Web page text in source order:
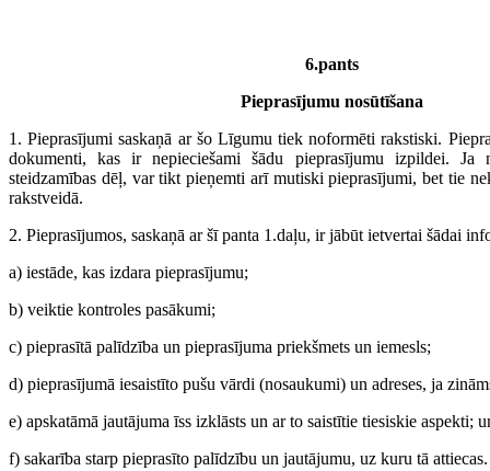
6.pants
Pieprasījumu nosūtīšana
1. Pieprasījumi saskaņā ar šo Līgumu tiek noformēti rakstiski.
dokumenti, kas ir nepieciešami šādu pieprasījumu izpildei. Ja
steidzamības dēļ, var tikt pieņemti arī mutiski pieprasījumi, bet tie
rakstveidā.
2. Pieprasījumos, saskaņā ar šī panta 1.daļu, ir jābūt ietvertai šādai
a) iestāde, kas izdara pieprasījumu;
b) veiktie kontroles pasākumi;
c) pieprasītā palīdzība un pieprasījuma priekšmets un iemesls;
d) pieprasījumā iesaistīto pušu vārdi (nosaukumi) un adreses, ja
e) apskatāmā jautājuma īss izklāsts un ar to saistītie tiesiskie aspekti;
f) sakarība starp pieprasīto palīdzību un jautājumu, uz kuru tā attiecas.